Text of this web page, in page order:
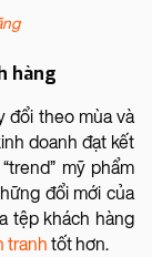
hàng
đổi theo mùa và
doanh đạt kết
mỹ phẩm
đổi mới của
tệp khách hàng
tranh tốt hơn.